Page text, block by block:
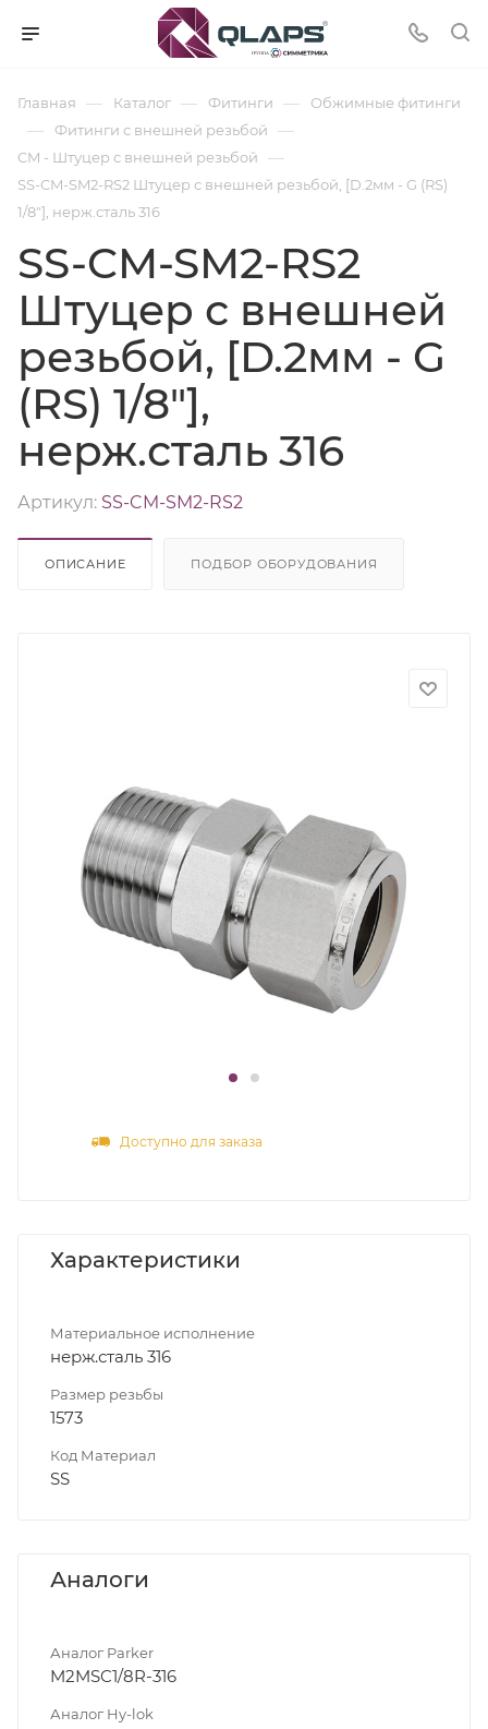
Главная — Каталог — Фитинги — Обжимные фитинги
— Фитинги с внешней резьбой —
CM - Штуцер с внешней резьбой —
SS-CM-SM2-RS2 Штуцер с внешней резьбой, [D.2мм - G (RS)
1/8"], нерж.сталь 316
SS-CM-SM2-RS2
Штуцер с внешней
резьбой, [D.2мм - G
(RS) 1/8"],
нерж.сталь 316
Артикул: SS-CM-SM2-RS2
ОПИСАНИЕ ПОДБОР ОБОРУДОВАНИЯ
Доступно для заказа
Характеристики
Материальное исполнение
нерж.сталь 316
Размер резьбы
1573
Код Материал
SS
Аналоги
Аналог Parker
M2MSC1/8R-316
Аналог Hy-lok